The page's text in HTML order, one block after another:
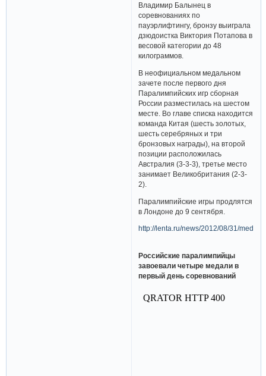
Владимир Балынец в
соревнованиях по
пауэрлифтингу, бронзу выиграла
дзюдоистка Виктория Потапова в
весовой категории до 48
килограммов.
В неофициальном медальном
зачете после первого дня
Паралимпийских игр сборная
России разместилась на шестом
месте. Во главе списка находится
команда Китая (шесть золотых,
шесть серебряных и три
бронзовых награды), на второй
позиции расположилась
Австралия (3-3-3), третье место
занимает Великобритания (2-3-
2).
Паралимпийские игры продлятся
в Лондоне до 9 сентября.
http://lenta.ru/news/2012/08/31/medals/
Российские паралимпийцы
завоевали четыре медали в
первый день соревнований